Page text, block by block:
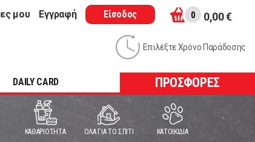
μου Εγγραφή Είσοδος 0 0,00 €
Επιλέξτε Χρόνο Παράδοσης
DAILY CARD ΠΡΟΣΦΟΡΕΣ
ΚΑΘΑΡΙΟΤΗΤΑ ΟΛΑ ΓΙΑ ΤΟ ΣΠΙΤΙ ΚΑΤΟΙΚΙΔΙΑ